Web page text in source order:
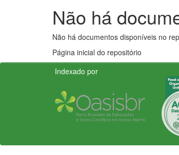
Não há
Não há documentos disponíveis no
Página inicial do repositório
Indexado por